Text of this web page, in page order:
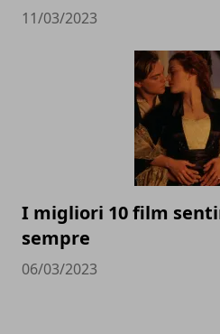
11/03/2023
I migliori 10 film
sempre
06/03/2023